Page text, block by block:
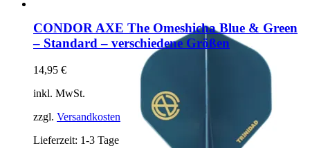
CONDOR AXE The Omeshicha Blue & Green
– Standard – verschiedene Größen
14,95 €
inkl. MwSt.
zzgl. Versandkosten
Lieferzeit: 1-3 Tage